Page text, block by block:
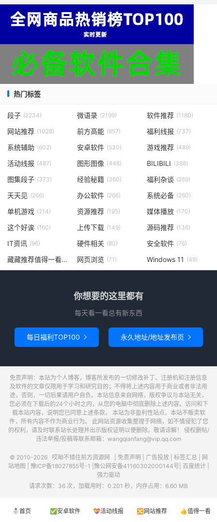
热门标签
段子 (2234) 微语录 (2199) 软件推荐 (1180)
网站推荐 (1028) 前方高能 (857) 福利线报 (737)
系统辅助 (602) 安卓软件 (530) 游戏推荐 (489)
活动线报 (487) 图形图像 (448) BILIBILI (388)
图集段子 (373) 经验秘籍 (360) 福利杂谈 (269)
天天见 (266) 办公软件 (266) 系统必备 (260)
单机游戏 (214) 资源推荐 (195) 媒体播放 (170)
这个好诶 (160) 上传下载 (149) 源码推荐 (136)
IT资讯 (96) 硬件相关 (80) 安全软件 (76)
藏藏推荐值得一看 网页浏览 (71) Windows 11 (49)
你想要的这里都有
每天看一看总有新东西
每日福利TOP100  永久地址/地址发布页 
免责声明：本站为个人博客，博客所发布的一切修改补丁、注册机和注册信息
及软件的文章仅限用于学习和研究目的；不得将上述内容用于商业或者非法用
途，否则，一切后果请用户自负。本站信息来自网络，版权争议与本站无关，
您必须在下载后的24个小时之内，从您的电脑中彻底删除上述内容。访问和下
载本站内容，说明您已同意上述条款。 本站为非盈利性站点，本站不贩卖软
件，所有内容不作为商业行为。 此网站资源收集整理于网络，如不慎侵犯了您
的权利，请及时联系站长处理并出示版权证明以便删除。敬请谅解！ 侵权删帖/
违法举报/投稿等联系邮箱：wangqianfang@vip.qq.com
© 2010-2026 哎呦不错往前方资源网 免责声明 广告投放| 标签汇总
网
站地图
豫ICP备18027855号-1 豫公网安备41160302000144号 百度统计|
强力驱动
请求次数：36 次，加载用时：0.201 秒，内存占用：6.60 MB
⛄首页 ✅安卓软件 💝活动线报 🔀网站推荐 👍值得一看